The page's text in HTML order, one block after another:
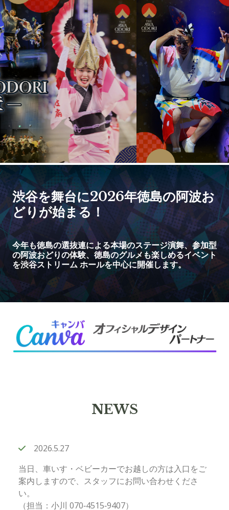
渋谷を舞台に2026年徳島の阿波お
どりが始まる！
今年も徳島の選抜連による本場のステージ演舞、参加型
の阿波おどりの体験、徳島のグルメも楽しめるイベント
を渋谷ストリーム ホールを中心に開催します。
NEWS
2026.5.27
当日、車いす・ベビーカーでお越しの方は入口をご
案内しますので、スタッフにお問い合わせくださ
い。
（担当：小川 070‐4515‐9407）